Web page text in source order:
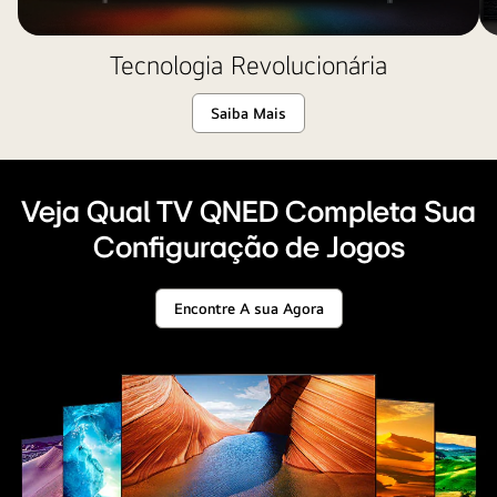
Stadia
à
mostra
direita
mostra
Tecnologia Revolucionária
Saiba Mais
Veja Qual TV QNED Completa Sua
Configuração de Jogos
Veja
Qual
Completa
Sua
Configuração
de
Jogos
Encontre A sua Agora